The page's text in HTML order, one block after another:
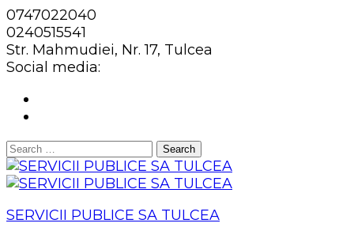
0747022040
0240515541
Str. Mahmudiei, Nr. 17, Tulcea
Social media:
Search
for:
SERVICII PUBLICE SA TULCEA